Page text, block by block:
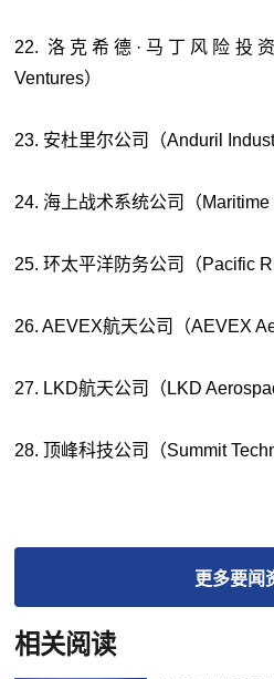
22. 洛克希德·马丁风险投
Ventures）
23. 安杜里尔公司（Anduril
24. 海上战术系统公司（Maritime
25. 环太平洋防务公司（Pacific
26. AEVEX航天公司（AEVEX
27. LKD航天公司（LKD
28. 顶峰科技公司（Summit
更多要闻
相关阅读